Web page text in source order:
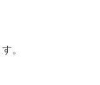
。